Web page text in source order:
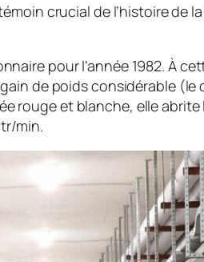
crucial de l’histoire de
pour l’année 1982. À
de poids considérable (le
rouge et blanche, elle abrite
min.